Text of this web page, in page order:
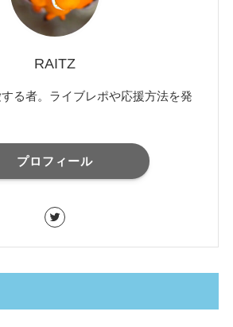
RAITZ
る者。ライブレポや応援方法を発
プロフィール